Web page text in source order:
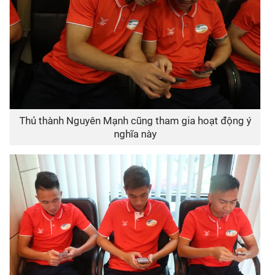
Thủ thành Nguyên Mạnh cũng tham gia hoạt động ý
nghĩa này